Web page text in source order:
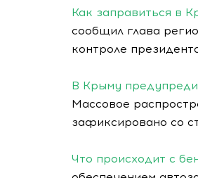
Как заправиться в
сообщил глава
контроле
В Крыму
Массовое
зафиксировано со
Что происходит с